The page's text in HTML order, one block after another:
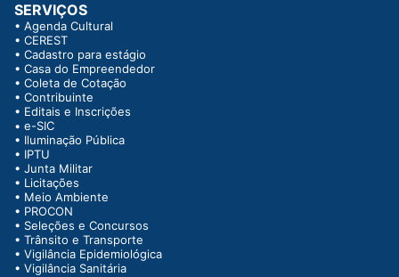
SERVIÇOS
• Agenda Cultural
• CEREST
• Cadastro para estágio
• Casa do Empreendedor
• Coleta de Cotação
• Contribuinte
• Editais e Inscrições
• e-SIC
• Iluminação Pública
• IPTU
• Junta Militar
• Licitações
• Meio Ambiente
• PROCON
• Seleções e Concursos
• Trânsito e Transporte
• Vigilância Epidemiológica
• Vigilância Sanitária